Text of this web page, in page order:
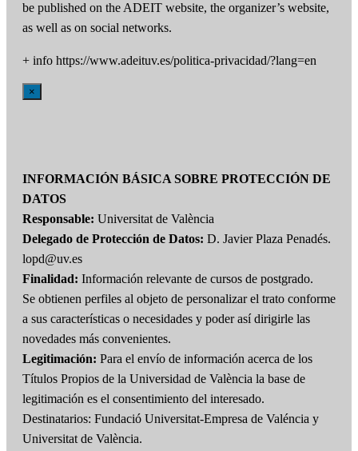
be published on the ADEIT website, the organizer’s website,
as well as on social networks.
+ info https://www.adeituv.es/politica-privacidad/?lang=en
×
INFORMACIÓN BÁSICA SOBRE PROTECCIÓN DE
DATOS
Responsable: Universitat de València
Delegado de Protección de Datos: D. Javier Plaza Penadés.
lopd@uv.es
Finalidad: Información relevante de cursos de postgrado.
Se obtienen perfiles al objeto de personalizar el trato conforme
a sus características o necesidades y poder así dirigirle las
novedades más convenientes.
Legitimación: Para el envío de información acerca de los
Títulos Propios de la Universidad de València la base de
legitimación es el consentimiento del interesado.
Destinatarios: Fundació Universitat-Empresa de Valéncia y
Universitat de València.